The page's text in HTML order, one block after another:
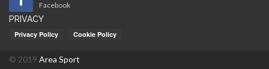
Facebook
PRIVACY
© 2019 Area Sport